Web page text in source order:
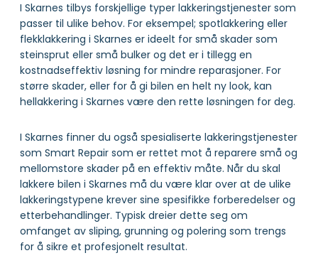
I Skarnes tilbys forskjellige typer lakkeringstjenester som
passer til ulike behov. For eksempel; spotlakkering eller
flekklakkering i Skarnes er ideelt for små skader som
steinsprut eller små bulker og det er i tillegg en
kostnadseffektiv løsning for mindre reparasjoner. For
større skader, eller for å gi bilen en helt ny look, kan
hellakkering i Skarnes være den rette løsningen for deg.
I Skarnes finner du også spesialiserte lakkeringstjenester
som Smart Repair som er rettet mot å reparere små og
mellomstore skader på en effektiv måte. Når du skal
lakkere bilen i Skarnes må du være klar over at de ulike
lakkeringstypene krever sine spesifikke forberedelser og
etterbehandlinger. Typisk dreier dette seg om
omfanget av sliping, grunning og polering som trengs
for å sikre et profesjonelt resultat.